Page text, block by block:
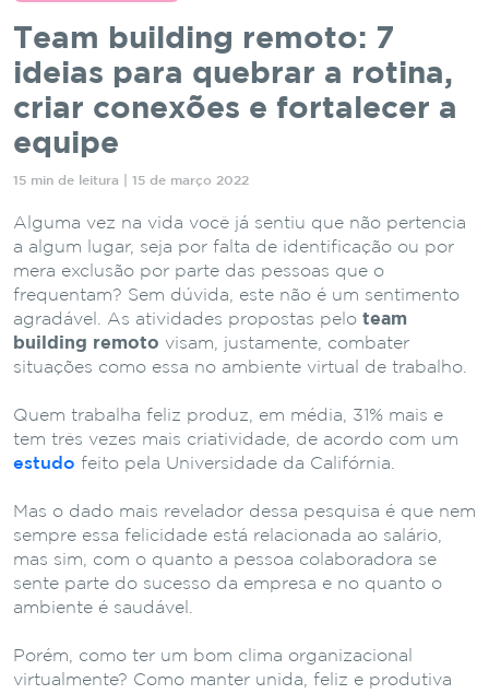
Team building remoto: 7
ideias para quebrar a rotina,
criar conexões e fortalecer a
equipe
15 min de leitura | 15 de março 2022
Alguma vez na vida você já sentiu que não pertencia
a algum lugar, seja por falta de identificação ou por
mera exclusão por parte das pessoas que o
frequentam? Sem dúvida, este não é um sentimento
agradável. As atividades propostas pelo team
building remoto visam, justamente, combater
situações como essa no ambiente virtual de trabalho.
Quem trabalha feliz produz, em média, 31% mais e
tem três vezes mais criatividade, de acordo com um
estudo feito pela Universidade da Califórnia.
Mas o dado mais revelador dessa pesquisa é que nem
sempre essa felicidade está relacionada ao salário,
mas sim, com o quanto a pessoa colaboradora se
sente parte do sucesso da empresa e no quanto o
ambiente é saudável.
Porém, como ter um bom clima organizacional
virtualmente? Como manter unida, feliz e produtiva